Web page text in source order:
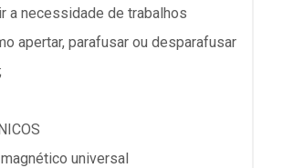
a necessidade de trabalhos
apertar, parafusar ou desparafusar
universal